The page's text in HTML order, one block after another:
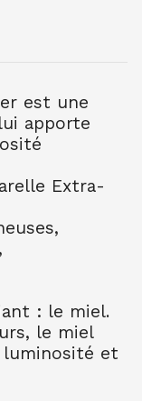
TUBE 10 ML
TUBE 10 ML
TUBE 10 ML
TUBE 10 ML
TUBE 10 ML
est une
apporte
Extra-
: le miel.
le miel
et